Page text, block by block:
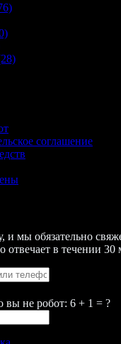
соглашение
и мы обязательно
отвечает в течении 30
вы не робот: 6 + 1 = ?